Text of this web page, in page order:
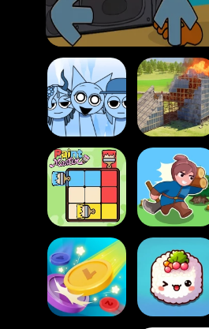
لعبة سبراونكي
وتعديلات الموسيقى
الممتعة
لعبة محاكي التدمير
الشامل
لعبة سيد التلوين
لعبة حرب الجزر
البيكسلية